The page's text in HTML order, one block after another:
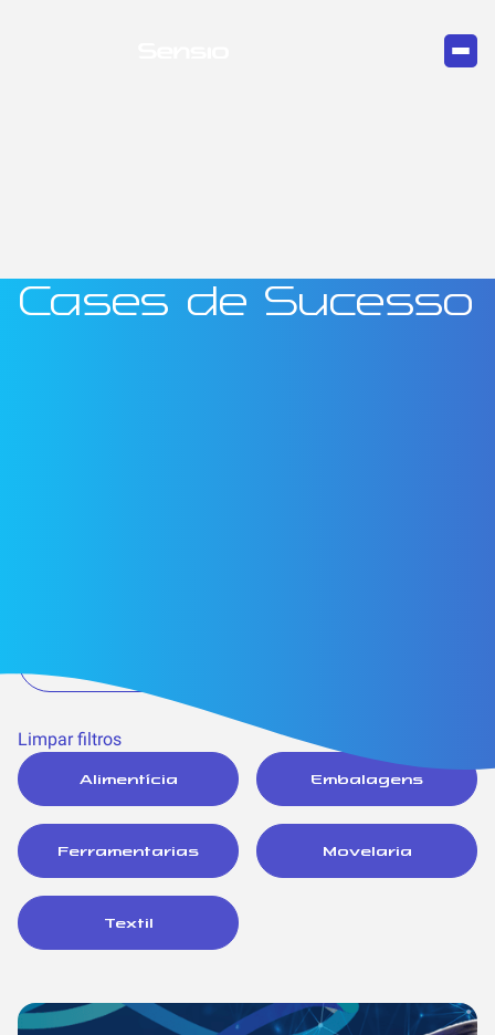
Cases de Sucesso
Limpar filtros
Alimentícia Embalagens
Ferramentarias Movelaria
Textil